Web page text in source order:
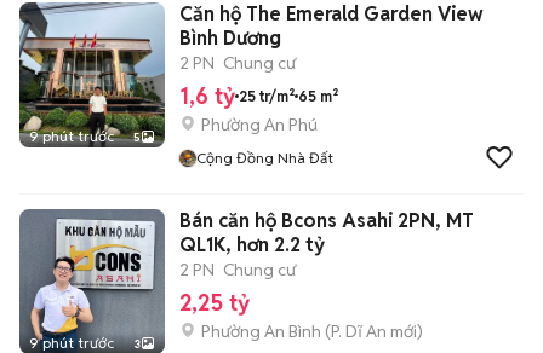
9 phút trước 5
Căn hộ The Emerald Garden View
Bình Dương
2 PN Chung cư
1,6 tỷ 25 tr/m² 65 m²
Phường An Phú
Cộng Đồng Nhà Đất
9 phút trước 3
Bán căn hộ Bcons Asahi 2PN, MT
QL1K, hơn 2.2 tỷ
2 PN Chung cư
2,25 tỷ
Phường An Bình (P. Dĩ An mới)